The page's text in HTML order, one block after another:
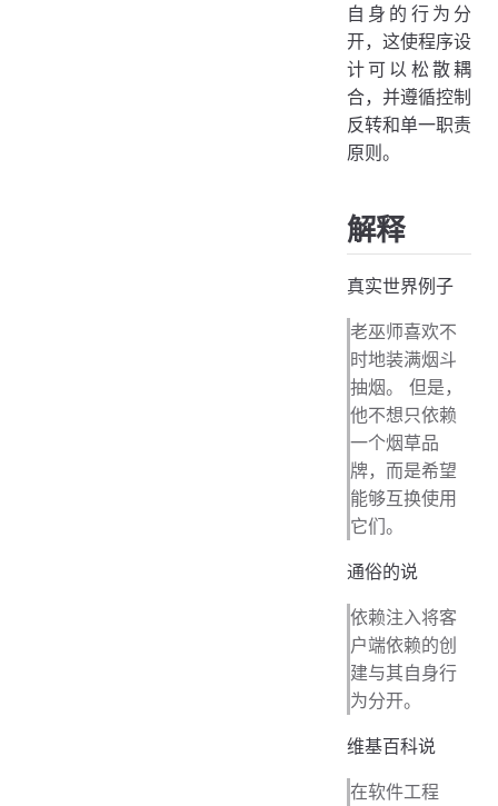
自身的行为分
开，这使程序设
计可以松散耦
合，并遵循控制
反转和单一职责
原则。
解释
真实世界例子
老巫师喜欢不
时地装满烟斗
抽烟。 但是，
他不想只依赖
一个烟草品
牌，而是希望
能够互换使用
它们。
通俗的说
依赖注入将客
户端依赖的创
建与其自身行
为分开。
维基百科说
在软件工程